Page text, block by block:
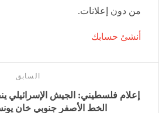
من دون إعلانات.
أنشئ حسابك
السابق
إعلام فلسطيني: الجيش
الخط الأصفر جنوبي خان